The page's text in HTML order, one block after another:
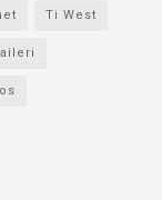
Ti West